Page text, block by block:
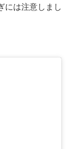
には注意しまし